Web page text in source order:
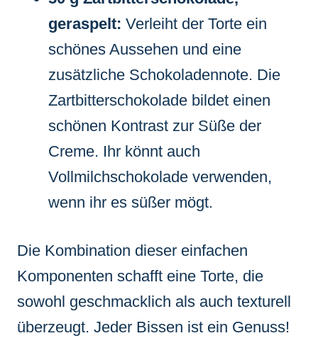
geraspelt: Verleiht der Torte ein
schönes Aussehen und eine
zusätzliche Schokoladennote. Die
Zartbitterschokolade bildet einen
schönen Kontrast zur Süße der
Creme. Ihr könnt auch
Vollmilchschokolade verwenden,
wenn ihr es süßer mögt.
Die Kombination dieser einfachen
Komponenten schafft eine Torte, die
sowohl geschmacklich als auch texturell
überzeugt. Jeder Bissen ist ein Genuss!